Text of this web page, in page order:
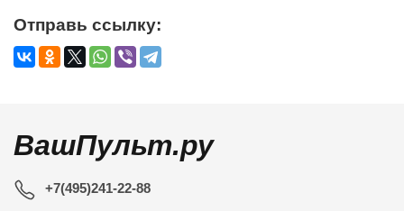
Отправь ссылку:
ВашПульт.ру
+7(495)241-22-88